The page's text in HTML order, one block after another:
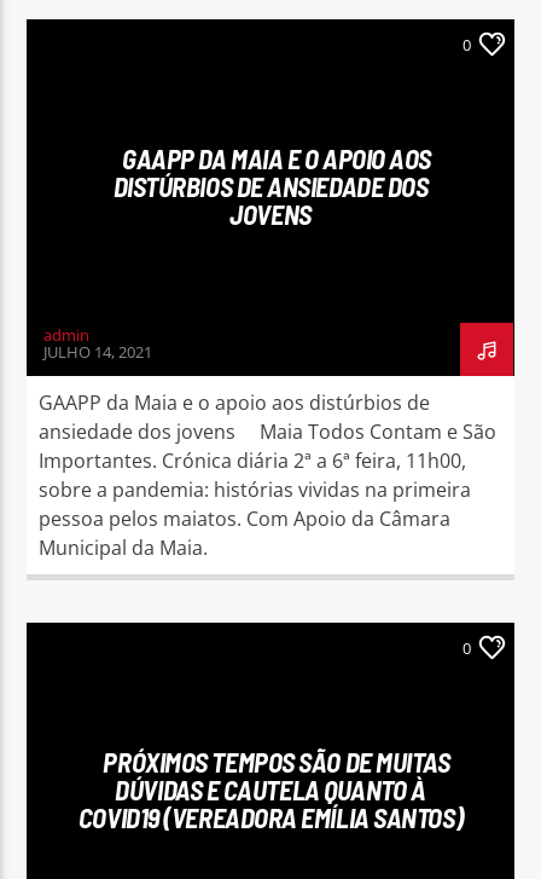
0
GAAPP DA MAIA E O APOIO AOS
DISTÚRBIOS DE ANSIEDADE DOS
JOVENS
admin
JULHO 14, 2021
GAAPP da Maia e o apoio aos distúrbios de
ansiedade dos jovens Maia Todos Contam e São
Importantes. Crónica diária 2ª a 6ª feira, 11h00,
sobre a pandemia: histórias vividas na primeira
pessoa pelos maiatos. Com Apoio da Câmara
Municipal da Maia.
0
PRÓXIMOS TEMPOS SÃO DE MUITAS
DÚVIDAS E CAUTELA QUANTO À
COVID19 (VEREADORA EMÍLIA SANTOS)